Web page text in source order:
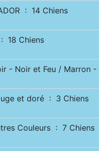
: 14 Chiens
: 18 Chiens
- Noir et Feu / Marron -
et doré : 3 Chiens
Couleurs : 7 Chiens